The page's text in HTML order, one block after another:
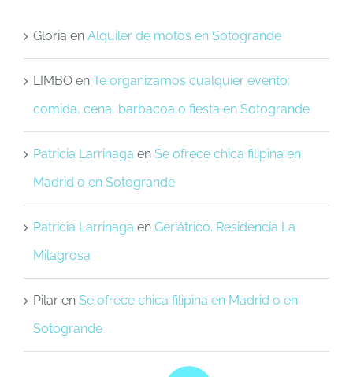
Gloria en Alquiler de motos en Sotogrande
LIMBO en Te organizamos cualquier evento:
comida, cena, barbacoa o fiesta en Sotogrande
Patricia Larrinaga en Se ofrece chica filipina en
Madrid o en Sotogrande
Patricia Larrinaga en Geriátrico. Residencia La
Milagrosa
Pilar en Se ofrece chica filipina en Madrid o en
Sotogrande